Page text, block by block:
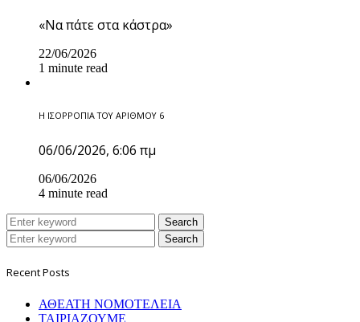
«Να πάτε στα κάστρα»
22/06/2026
1 minute read
Η ΙΣΟΡΡΟΠΙΑ ΤΟΥ ΑΡΙΘΜΟΥ 6
06/06/2026, 6:06 πμ
06/06/2026
4 minute read
Search
Search
Recent Posts
ΑΘΕΑΤΗ ΝΟΜΟΤΕΛΕΙΑ
ΤΑΙΡΙΑΖΟΥΜΕ